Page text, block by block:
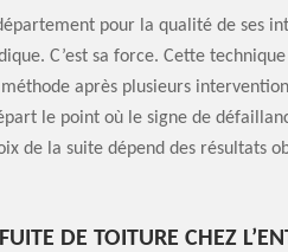
pour la qualité de ses
C’est sa force. Cette
après plusieurs
le point où le signe de
de la suite dépend des résultats
DE TOITURE CHEZ